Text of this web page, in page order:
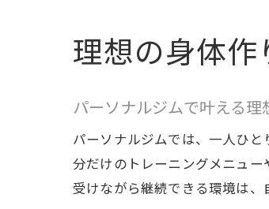
理想の身体
パーソナルジムで叶える
パーソナルジムでは、一人ひ
分だけのトレーニングメニュ
受けながら継続できる環境は、